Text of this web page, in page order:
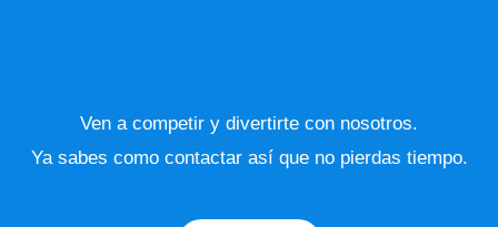
Ven a competir y divertirte con nosotros.
Ya sabes como contactar así que no pierdas tiempo.